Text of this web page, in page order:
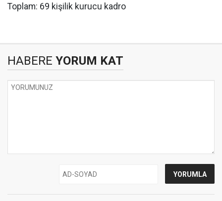
Toplam: 69 kişilik kurucu kadro
HABERE YORUM KAT